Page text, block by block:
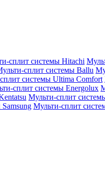
сплит системы Hitachi
сплит системы Ballu
системы Ultima Comfort
сплит системы Energolux
Мульти-сплит
Мульти-сплит